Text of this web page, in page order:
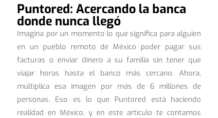
Puntored: Acercando la banca
donde nunca llegó
Imagina por un momento lo que significa para alguien
en un pueblo remoto de México poder pagar sus
facturas o enviar dinero a su familia sin tener que
viajar horas hasta el banco más cercano. Ahora,
multiplica esa imagen por más de 6 millones de
personas. Eso es lo que Puntored está haciendo
realidad en México, y en este artículo te contamos